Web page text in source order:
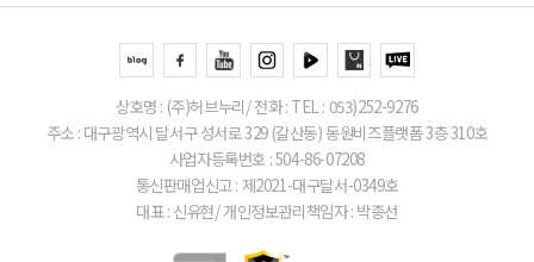
상호명 : (주)허브누리/ 전화 : TEL : 053)252-9276
주소 : 대구광역시 달서구 성서로 329 (갈산동) 동원비즈플랫폼 3층 310호
사업자등록번호 : 504-86-07208
통신판매업신고 : 제2021-대구달서-0349호
대표 : 신유현/ 개인정보관리책임자 : 박종선